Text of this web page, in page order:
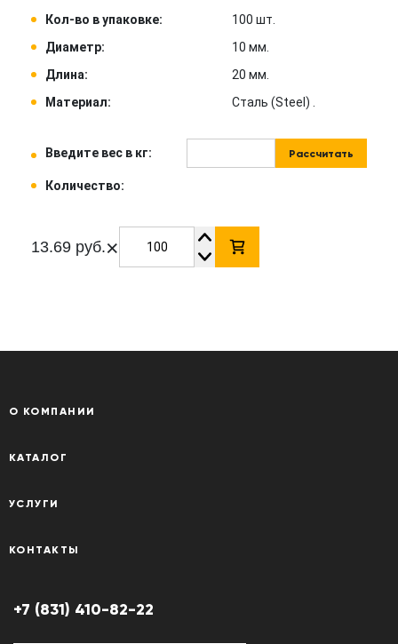
Кол-во в упаковке:
100 шт.
Диаметр:
10 мм.
Длина:
20 мм.
Материал:
Сталь (Steel) .
Введите вес в кг: Рассчитать
Количество:
13.69 руб.×
О КОМПАНИИ
КАТАЛОГ
УСЛУГИ
КОНТАКТЫ
+7 (831) 410-82-22